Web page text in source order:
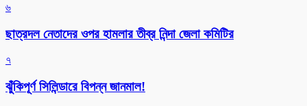
৬
ছাত্রদল নেতাদের ওপর হামলার তীব্র নিন্দা জেলা কমিটির
৭
ঝুঁকিপূর্ণ সিলিন্ডারে বিপন্ন জানমাল!